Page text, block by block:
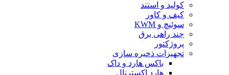
کولپد و استند
کیف و کاور
سوئیچ و KWM
چند راهی برق
پروژکتور
تجهیزات ذخیره سازی
باکس هارد و داک
هارد اکسترنال